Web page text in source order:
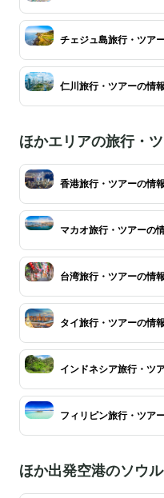
チェジュ島旅行・ツア
仁川旅行・ツアーの情報
ほかエリアの旅行・
香港旅行・ツアーの情報
マカオ旅行・ツアーの
台湾旅行・ツアーの情報
タイ旅行・ツアーの情報
インドネシア旅行・ツ
フィリピン旅行・ツア
ほか出発空港のソウ